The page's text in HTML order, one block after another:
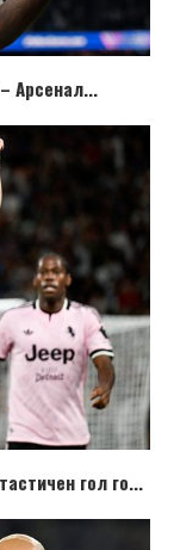
Арсенал...
гол го...